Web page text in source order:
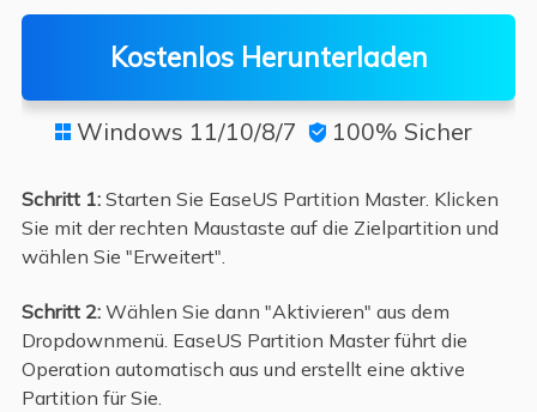
Kostenlos Herunterladen
 Windows 11/10/8/7  100% Sicher
Schritt 1: Starten Sie EaseUS Partition Master. Klicken
Sie mit der rechten Maustaste auf die Zielpartition und
wählen Sie "Erweitert".
Schritt 2: Wählen Sie dann "Aktivieren" aus dem
Dropdownmenü. EaseUS Partition Master führt die
Operation automatisch aus und erstellt eine aktive
Partition für Sie.